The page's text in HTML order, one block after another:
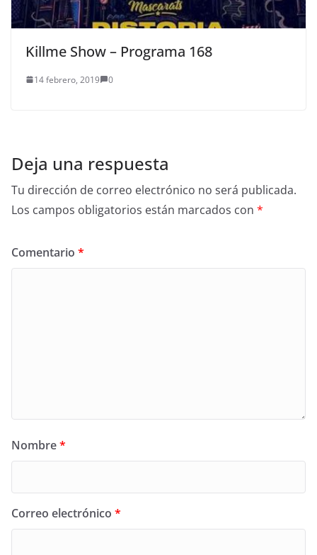
Killme Show – Programa 168
14 febrero, 2019 0
Deja una respuesta
Tu dirección de correo electrónico no será publicada.
Los campos obligatorios están marcados con *
Comentario *
Nombre*
Correo electrónico *